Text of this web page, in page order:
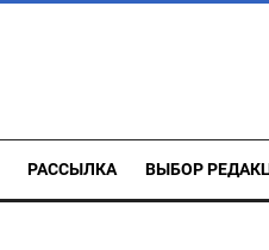
РАССЫЛКА ВЫБОР